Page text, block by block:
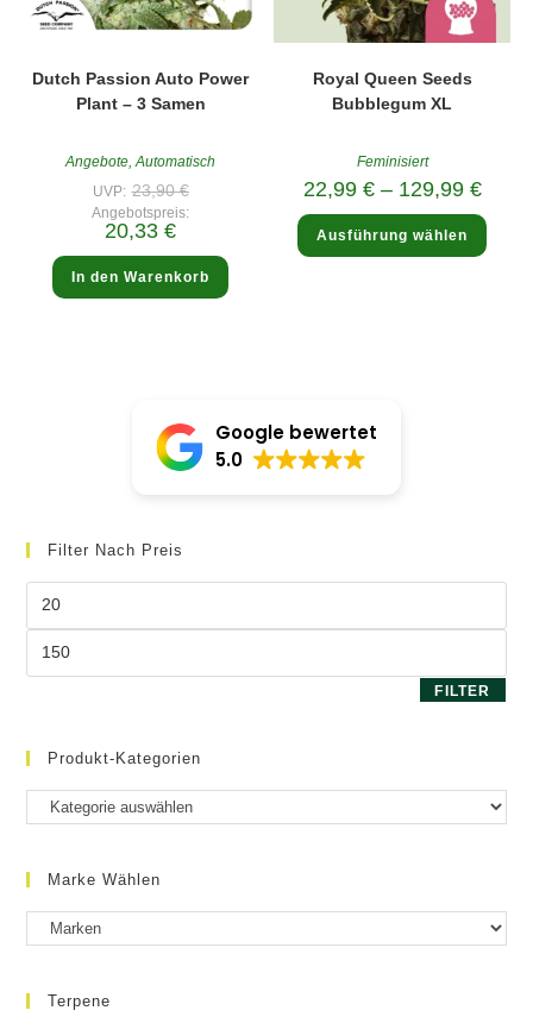
Dutch Passion Auto Power
Plant – 3 Samen
Angebote,Automatisch
UVP: 23,90€Ursprünglicher
Preis
war:
Angebotspreis:
20,33€Aktueller
ist:
20,33 €.
In den Warenkorb
Royal Queen Seeds
Bubblegum XL
Feminisiert
22,99 €– 129,99 €
Ausführung wählen
weist
Google bewertet
5.0
Filter Nach Preis
FILTER
Produkt-Kategorien
Marke Wählen
Terpene